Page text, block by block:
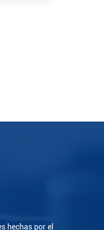
hechas por el